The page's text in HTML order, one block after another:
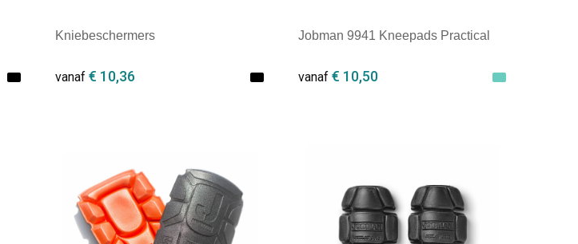
Kniebeschermers
vanaf€ 10,36
Jobman 9941 Kneepads Practical
vanaf € 10,50